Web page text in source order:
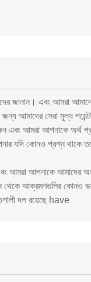
জানান। এবং আমরা
আমাদের সেরা মূল্য
এবং আমরা আপনাকে অর্থ
যদি কোনও প্রশ্ন থাকে
আমরা আপনাকে আমাদের
থেকে আক্রমণগুলির কোনও
দল রয়েছে have